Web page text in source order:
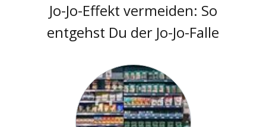
Jo-Jo-Effekt vermeiden: So
entgehst Du der Jo-Jo-Falle